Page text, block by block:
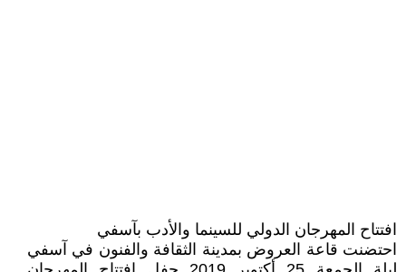
افتتاح المهرجان الدولي للسينما والأدب بآسفي
احتضنت قاعة العروض بمدينة الثقافة والفنون في آسفي